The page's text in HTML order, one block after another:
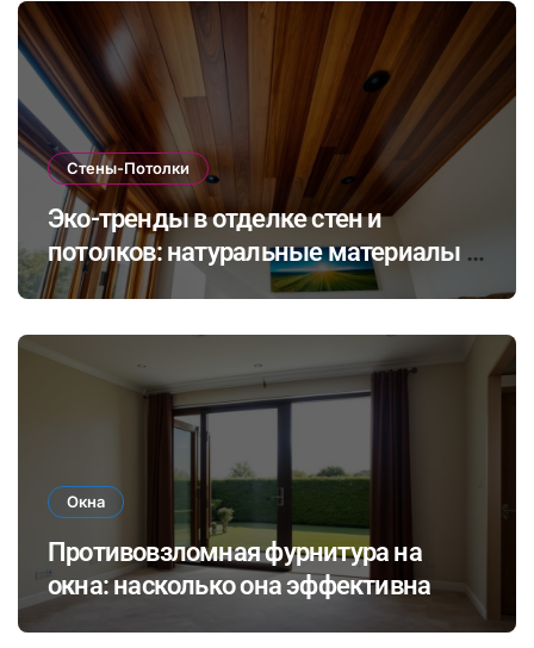
Стены-Потолки
Эко-тренды в отделке стен и
потолков: натуральные материалы и
экологичные покрытия для
Окна
Противовзломная фурнитура на
окна: насколько она эффективна